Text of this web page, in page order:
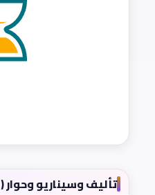
تأليف وسيناريو وحوار (1)